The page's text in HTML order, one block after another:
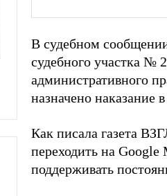
В судебном
судебного участка №
административного
назначено наказание
Как писала газета
переходить на Google
поддерживать